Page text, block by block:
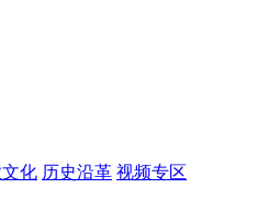
化 历史沿革 视频专区